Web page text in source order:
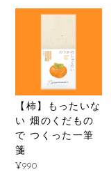
【柿】もったいな
い 畑のくだもの
で つくった一筆
箋
¥990